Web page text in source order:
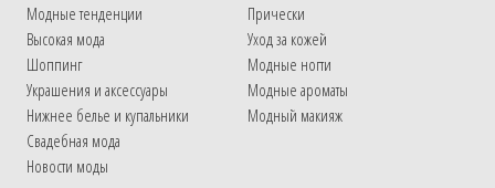
Модные тенденции
Высокая мода
Шоппинг
Украшения и аксессуары
Нижнее белье и купальники
Свадебная мода
Новости моды
Прически
Уход за кожей
Модные ногти
Модные ароматы
Модный макияж